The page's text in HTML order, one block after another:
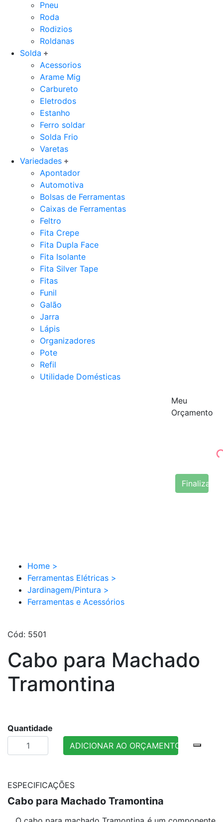
Pneu
Roda
Rodizios
Roldanas
Solda
Acessorios
Arame Mig
Carbureto
Eletrodos
Estanho
Ferro soldar
Solda Frio
Varetas
Variedades
Apontador
Automotiva
Bolsas de Ferramentas
Caixas de Ferramentas
Feltro
Fita Crepe
Fita Dupla Face
Fita Isolante
Fita Silver Tape
Fitas
Funil
Galão
Jarra
Lápis
Organizadores
Pote
Refil
Utilidade Domésticas
Meu
Orçamento
Finalizar
Home >
Ferramentas Elétricas >
Jardinagem/Pintura >
Ferramentas e Acessórios
Cód: 5501
Cabo para Machado
Tramontina
Quantidade
ADICIONAR AO ORÇAMENTO
ESPECIFICAÇÕES
Cabo para Machado Tramontina